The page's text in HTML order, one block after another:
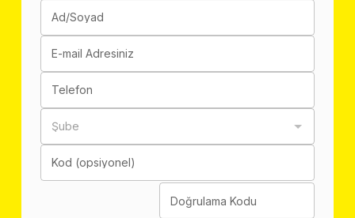
Ad/Soyad
E-mail Adresiniz
Telefon
Şube
Kod (opsiyonel)
Doğrulama Kodu